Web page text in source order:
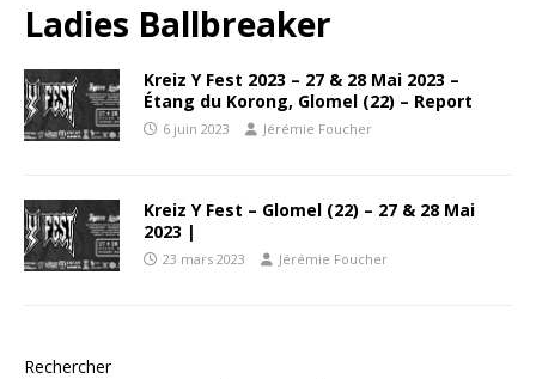
Ladies Ballbreaker
Kreiz Y Fest 2023 – 27 & 28 Mai 2023 –
Étang du Korong, Glomel (22) – Report
6 juin 2023 Jérémie Foucher
Kreiz Y Fest – Glomel (22) – 27 & 28 Mai
2023 |
23 mars 2023 Jérémie Foucher
Rechercher